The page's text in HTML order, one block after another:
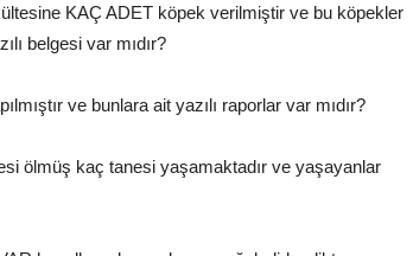
KAÇ ADET köpek verilmiştir ve bu köpekler
belgesi var mıdır?
ve bunlara ait yazılı raporlar var mıdır?
ölmüş kaç tanesi yaşamaktadır ve yaşayanlar